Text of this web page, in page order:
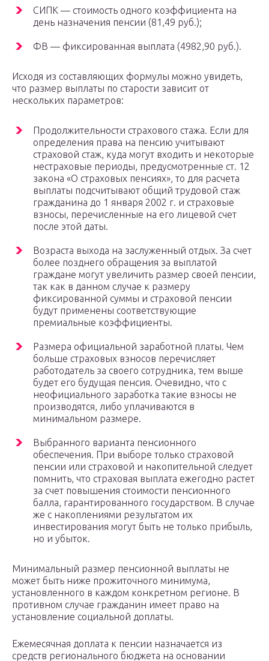
СИПК — стоимость одного коэффициента на
день назначения пенсии (81,49 руб.);
ФВ — фиксированная выплата (4982,90 руб.).
Исходя из составляющих формулы можно увидеть,
что размер выплаты по старости зависит от
нескольких параметров:
Продолжительности страхового стажа. Если для
определения права на пенсию учитывают
страховой стаж, куда могут входить и некоторые
нестраховые периоды, предусмотренные ст. 12
закона «О страховых пенсиях», то для расчета
выплаты подсчитывают общий трудовой стаж
гражданина до 1 января 2002 г. и страховые
взносы, перечисленные на его лицевой счет
после этой даты.
Возраста выхода на заслуженный отдых. За счет
более позднего обращения за выплатой
граждане могут увеличить размер своей пенсии,
так как в данном случае к размеру
фиксированной суммы и страховой пенсии
будут применены соответствующие
премиальные коэффициенты.
Размера официальной заработной платы. Чем
больше страховых взносов перечисляет
работодатель за своего сотрудника, тем выше
будет его будущая пенсия. Очевидно, что с
неофициального заработка такие взносы не
производятся, либо уплачиваются в
минимальном размере.
Выбранного варианта пенсионного
обеспечения. При выборе только страховой
пенсии или страховой и накопительной следует
помнить, что страховая выплата ежегодно растет
за счет повышения стоимости пенсионного
балла, гарантированного государством. В случае
же с накоплениями результатом их
инвестирования могут быть не только прибыль,
но и убыток.
Минимальный размер пенсионной выплаты не
может быть ниже прожиточного минимума,
установленного в каждом конкретном регионе. В
противном случае гражданин имеет право на
установление социальной доплаты.
Ежемесячная доплата к пенсии назначается из
средств регионального бюджета на основании